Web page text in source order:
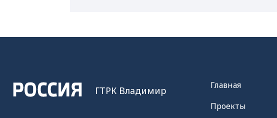
ГТРК Владимир
Главная
Проекты